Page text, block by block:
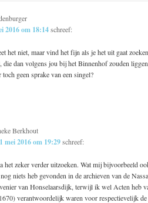
2016 om 18:14schreef:
het niet, maar vind het fijn als je het uit gaat
die dan volgens jou bij het Binnenhof zouden
toch geen sprake van een singel?
Berkhout
mei 2016 om 19:29 schreef:
het zeker verder uitzoeken. Wat mij bijvoorbeeld
niets heb gevonden in de archieven van de
van Honselaarsdijk, terwijl ik wel Acten heb
verantwoordelijk waren voor respectievelijk